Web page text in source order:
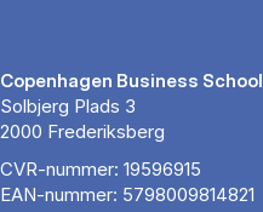
Copenhagen Business School
Solbjerg Plads 3
2000 Frederiksberg
CVR-nummer: 19596915
EAN-nummer: 5798009814821